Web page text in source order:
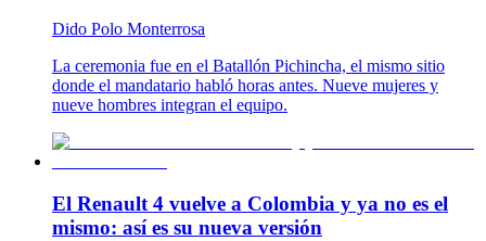
Dido Polo Monterrosa
La ceremonia fue en el Batallón Pichincha, el mismo sitio
donde el mandatario habló horas antes. Nueve mujeres y
nueve hombres integran el equipo.
El Renault 4 vuelve a Colombia y ya no es el
mismo: así es su nueva versión